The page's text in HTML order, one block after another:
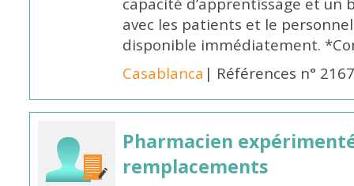
avec les patients et le
disponible immédiatement.
Casablanca | Références n°
Pharmacien
remplacements